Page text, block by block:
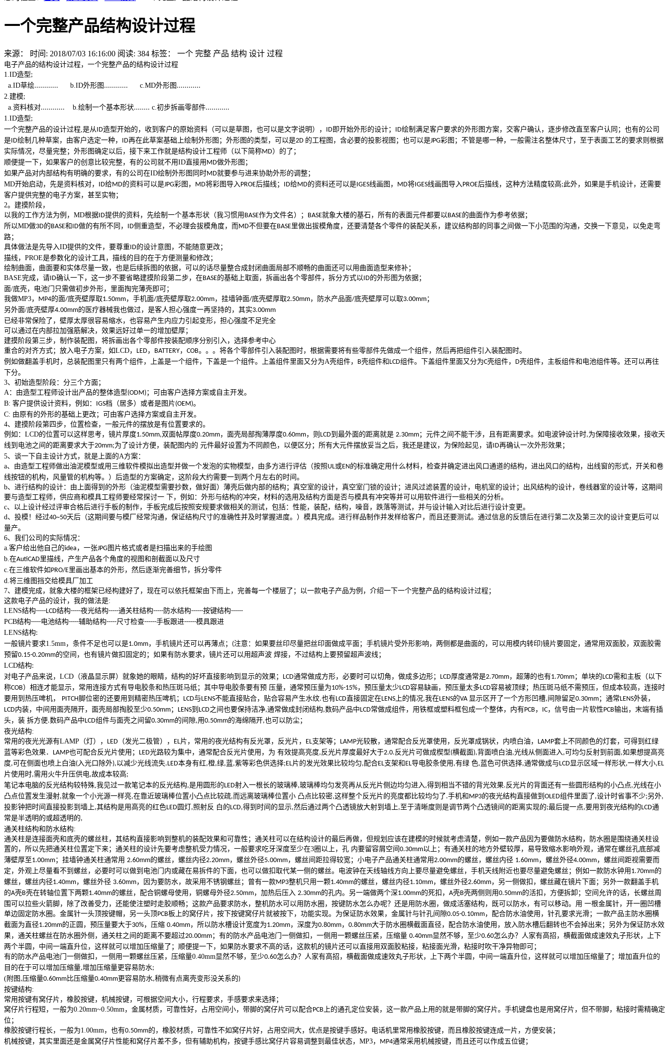
一个完整产品结构设计过程
来源： 时间: 2018/07/03 16:16:00 阅读: 384 标签： 一个 完整 产品 结构 设计 过程
电子产品的结构设计过程， 一个完整产品的结构设计过程
1.ID造型;
a.ID草绘............ b.ID外形图 ............ c.MD外形图 ............
2. 建模;
a. 资料核对............ b. 绘制一个基本形状........ c. 初步拆画零部件............
1.ID造型;
一个完整产品的设计过程 是从 ID造型开始的，收到客户的原始资料（可以是草图，也可以是文字说明）， ID即开始外形的设计； ID绘制满足客户要求的外形图方案，交客户确认，逐步修改直至客户认同；也有的公司
是 ID绘制几种草案，由客户选定一种， ID再在此草案基础上绘制外形图；外形图的类型，可以是2D 的工程图，含必要的投影视图；也可以是JPG彩图；不管是哪一种，一般需注名整体尺寸，至于表面工艺的要求则根据
实际情况，尽量完整；外形图确定以后，接下来工作就是结构设计工程师（以下简称MD）的了；
顺便提一下，如果客户的创意比较完整，有的公司就不用ID直接用 MD做外形图；
如果产品对内部结构有明确的要求，有的公司在ID绘制外形图同时MD就要参与进来协助外形的调整；
MD开始启动，先是资料核对， ID给MD的资料可以是JPG彩图， MD将彩图导入 PROE后描线； ID给MD的资料还可以是 IGES线画图， MD将 IGES线画图导入 PROE后描线，这种方法精度较高;此外，如果是手机设计，还需要
客户提供完整的电子方案，甚至实物；
2。建摸阶段，
以我的工作方法为例， MD根据 ID提供的资料，先绘制一个基本形状（我习惯用 BASE作为文件名）； BASE就象大楼的基石，所有的表面元件都要以 BASE的曲面作为参考依据；
所以MD做3D的 BASE和 ID做的有所不同， ID侧重造型，不必理会拔模角度，而 MD不但要在BASE里做出拔模角度，还要清楚各个零件的装配关系，建议结构部的同事之间做一下小范围的沟通，交换一下意见，以免走弯
路；
具体做法是先导入ID提供的文件，要尊重 ID的设计意图，不能随意更改；
描线， PROE是参数化的设计工具，描线的目的在于方便测量和修改；
绘制曲面，曲面要和实体尽量一致，也是后续拆图的依据，可以的话尽量整合成封闭曲面局部不顺畅的曲面还可以用曲面造型来修补；
BASE完成，请 ID确认一下，这一步不要省略建摸阶段第二步，在BASE的基础上取面，拆画出各个零部件，拆分方式以 ID的外形图为依据；
面/底壳，电池门只需做初步外形，里面掏完薄壳即可；
我做MP3， MP4的面/底壳壁厚取1.50mm，手机面/底壳壁厚取2.00mm，挂墙钟面/底壳壁厚取2.50mm，防水产品面/底壳壁厚可以取3.00mm；
另外面/底壳壁厚4.00mm的医疗器械我也做过，是客人担心强度一再坚持的，其实3.00mm
已经非常保险了，壁厚太厚很容易缩水，也容易产生内应力引起变形，担心强度不足完全
可以通过在内部拉加强筋解决，效果远好过单一的增加壁厚；
建摸阶段第三步，制作装配图，将拆画出各个零部件按装配顺序分别引入，选择参考中心
重合的对齐方式；放入电子方案，如LCD， LED， BATTERY， COB。。。将各个零部件引入装配图时，根据需要将有些零部件先做成一个组件，然后再把组件引入装配图时。
例如做翻盖手机时，总装配图里只有两个组件，上盖是一个组件，下盖是一个组件。上盖组件里面又分为A壳组件， B壳组件和 LCD组件。下盖组件里面又分为C壳组件， D壳组件，主板组件和电池组件等。还可以再往
下分。
3、初始造型阶段：分三个方面；
A ：由造型工程师设计出产品的整体造型(ODM)；可由客户选择方案或自主开发。
B: 客户提供设计资料，例如： IGS档（居多）或者是图片(OEM)。
C: 由原有的外形的基础上更改；可由客户选择方案或自主开发。
4、 建摸阶段第四步，位置检查，一般元件的摆放是有位置要求的。
例如： LCD的位置可以这样思考，镜片厚度1.50mm,双面帖厚度0.20mm，面壳局部掏薄厚度0.60mm，则 LCD到最外面的距离就是 2.30mm；元件之间不能干涉，且有距离要求。如电波钟设计时,为保障接收效果，接收天
线到电池之间的距离要求大于20mm;为了设计方便，装配图内的 元件最好设置为不同颜色，以便区分；所有大元件摆放妥当之后，我还是建议，为保险起见，请 ID再确认一次外形效果；
5、 谈一下自主设计方式，就是上面的A方案：
a、由造型工程师做出油泥模型或用三维软件模拟出造型并做一个发泡的实物模型，由多方进行评估（按照UL或EN 的标准确定用什么材料，检查并确定进出风口通道的结构，进出风口的结构，出线窗的形式，开关和卷
线按钮的机构，风量管的机构等。）后造型的方案确定，这阶段大约需要一到两个月左右的时间。
b、进行结构的设计：由上面得到的外形（油泥模型需要抄数，做好面）薄壳后做内部的结构；真空室的设计，真空室门锁的设计；进风过滤装置的设计，电机室的设计；出风结构的设计，卷线器室的设计等，这期间
要与造型工程师，供应商和模具工程师要经常探讨一 下，例如：外形与结构的冲突，材料的选用及结构方面是否与模具有冲突等并可以用软件进行一些相关的分析。
c、以上设计经过评审合格后进行手板的制作，手板完成后按照安规要求做相关的测试，包括：性能，装配，结构，噪音，跌落等测试，并与设计输入对比后进行设计变更。
d 、投模！经过40~50天后（这期间要与模厂经常沟通，保证结构尺寸的准确性并及时掌握进度。）模具完成。进行样品制作并发样给客户，而且还要测试。通过信息的反馈后在进行第二次及第三次的设计变更后可以
量产。
6、 我们公司的实际情况：
a. 客户给出他自己的idea ，一张JPG图片格式或者是扫描出来的手绘图
b. 在AutiCAD里描线，产生产品各个角度的视图和剖截面以及尺寸
c. 在三维软件如 PRO/E里画出基本的外形，然后逐渐完善细节，拆分零件
d. 将三维图挡交给模具厂加工
7、 建模完成，就象大楼的框架已经构建好了，现在可以依托框架由下而上，完善每一个楼层了；以一款电子产品为例，介绍一下一个完整产品的结构设计过程；
这款电子产品的设计，我的做法是:
LENS结构-----LCD结构-----夜光结构-----通关柱结构-----防水结构------按键结构------
PCB结构-----电池结构-----辅助结构-----尺寸检查------手板跟进------模具跟进
LENS结构:
一般镜片要求1.5mm ，条件不足也可以是1.0mm，手机镜片还可以再薄点； (注意：如果要丝印尽量把丝印面做成平面；手机镜片受外形影响，两侧都是曲面的，可以用模内转印)镜片要固定，通常用双面胶，双面胶需
预留0.15-0.20mm的空间，也有镜片做扣固定的；如果有防水要求，镜片还可以用超声波 焊接，不过结构上要预留超声波线；
LCD结构:
对电子产品来说， LCD （液晶显示屏）就象她的眼睛，结构的好坏直接影响到显示的效果； LCD通常做成方形，必要时可以切角，做成多边形； LCD厚度通常是2.70mm，超薄的也有1.70mm；单块的 LCD需和主板（以下
称COB）相连才能显示，常用连接方式有导电胶条和热压斑马纸；其中导电胶条要有预 压量，通常预压量为10%-15%，预压量太少LCD容易缺画，预压量太多 LCD容易被顶绿；热压斑马纸不需预压，但成本较高，连接时
要用到热压啤机，
PITCH 脚位密的还要用到精密热压啤机； LCD与 LENS不能直接贴合，贴合容易产生水纹.也有LCD直接固定在LENS 上的情况,我在LENS的VA 显示区开了一个方形凹槽,间隙留足0.30mm；通常 LENS外装，
LCD内装，中间用面壳隔开，面壳局部掏胶至少0.50mm； LENS到 LCD之间也要保持洁净,通常做成封闭结构,数码产品中 LCD常做成组件，用铁框或塑料框包成一个整体，内有PCB ， IC，信号由一片软性 PCB输出，末端有插
头，装 拆方便.数码产品中 LCD组件与面壳之间留0.30mm的间隙,用0.50mm的海绵隔开,也可以防尘；
夜光结构:
常用的夜光光源有LAMP （灯）， LED （发光二极管）， EL片，常用的夜光结构有反光罩，反光片， EL支架等； LAMP光较散，通常配合反光罩使用，反光罩成锅状，内喷白油， LAMP套上不同颜色的灯套，可得到红绿
蓝等彩色效果．
LAMP也可配合反光片使用； LED光路较为集中，通常配合反光片使用，为 有效提高亮度,反光片厚度最好大于2.0.反光片可做成楔型(横截面),背面喷白油,光线从侧面进入 , 可均匀反射到前面,如果想提高亮
度, 可在侧面也喷上白油( 入光口除外),以减少光线流失.LED本身有红,橙,绿,蓝,紫等彩色供选择;EL片的发光效果比较均匀,配合EL支架和 EL导电胶条使用 ,有绿 色,蓝色可供选择,通常做成与 LCD显示区域一样形状,一样大小,EL
片使用时,需用火牛升压供电,故成本较高;
笔记本电脑的反光结构较特殊 我见过一款笔记本的反光结构,是用圆形的 LED射入一根长的玻璃棒,玻璃棒均匀发亮再从反光片侧边均匀进入 ,得到相当不错的背光效果.反光片的背面还有一些圆形结构的小凸点,光线在小
凸点位置发生漫射,就象一个小光源一样亮,在靠近玻璃棒位置小凸点比较疏,而远离玻璃棒位置小 凸点比较密,这样整个反光片的亮度都比较均匀了.手机和 MP3的夜光结构直接做到 OLED组件里面了,设计时省事不少;另外,
投影钟把时间直接投影到墙上,其结构是用高亮的红色LED 圆灯 ,照射反 白的 LCD,得到时间的显示,然后通过两个凸透镜放大射到墙上,至于清晰度则是调节两个凸透镜间的距离实现的;最后提一点,要用到夜光结构的 LCD通
常是半透明的或超透明的,
通关柱结构和防水结构:
通关柱是连接面壳和底壳的螺丝柱，其结构直接影响到整机的装配效果和可靠性；通关柱可以在结构设计的最后再做，但规划应该在建模的时候就考虑清楚，例如一款产品因为要做防水结构，防水圈是围绕通关柱设
置的，所以先把通关柱位置定下来；通关柱的设计先要考虑整机受力情况，一般要求吃牙深度至少在3圈以上，孔 内要留容屑空间 0.30mm以上；有通关柱的地方外壁较厚，易导致缩水影响外观，通常在螺丝孔底部减
薄壁厚至1.00mm；挂墙钟通关柱通常用 2.60mm的螺丝，螺丝内径2.20mm，螺丝外径5.00mm，螺丝间距拉得较宽；小电子产品通关柱通常用2.00mm的螺丝，螺丝内径 1.60mm，螺丝外径4.00mm，螺丝间距视需要而
定，外观上尽量看不到螺丝，必要时可以做到电池门内或藏在易拆件的下面，也可以做扣取代某一侧的螺丝。电波钟在天线轴线方向上要尽量避免螺丝，手机天线附近也要尽量避免螺丝；例如一款防水钟用 1.70mm的
螺丝，螺丝内径1.40mm，螺丝外径 3.60mm，因为要防水，故采用不锈钢螺丝；曾有一款MP3整机只用一颗1.40mm的螺丝，螺丝内径1.10mm，螺丝外径2.60mm，另一侧做扣，螺丝藏在镜片下面；另外一款翻盖手机
的A壳 B壳在转轴位置下两颗1.40mm的螺丝，配合铜螺母使用，铜螺母外径2.50mm，加热后压入 2.30mm的孔内。另一端做两个深1.00mm的死扣， A壳 B壳两侧则用0.50mm的活扣，方便拆卸；空间允许的话，长螺丝周
围可以拉些火箭脚，除了改善受力，还能使注塑时走胶顺畅；这款产品要求防水，整机防水可以用防水圈，按键防水怎么办呢？还是用防水圈，做成活塞结构，既可以防水，有可以移动。用 一根金属针，开一圈凹槽
单边固定防水圈。金属针一头顶按键帽，另一头顶 PCB板上的窝仔片，按下按键窝仔片就被按下，功能实现。为保证防水效果，金属针与针孔间隙0.05-0.10mm，配合防水油使用，针孔要求光滑；一款产品主防水圈横
截面为直径1.20mm的正圆，预压量要大于30%，压缩 0.40mm，所以防水槽设计宽度为1.20mm，深度为0.80mm， 0.80mm大于防水圈横截面直径，配合防水油使用，放入防水槽后翻转也不会掉出来；另外为保证防水效
果，通关柱螺丝在防水圈外侧，通关柱之间的距离不要超过20.00mm；有的防水产品电池门一侧做扣，一侧用一颗螺丝压紧，压缩量 0.40mm显然不够，至少0.60怎么办？人家有高招，横截面做成速效丸子形状，上下
两个半圆，中间一端直升位，这样就可以增加压缩量了；顺便提一下，如果防水要求不高的话，这款机的镜片还可以直接用双面胶粘接，粘接面光滑，粘接时吹干净异物即可；
有的防水产品电池门一侧做扣，一侧用一颗螺丝压紧，压缩量0.40mm 显然不够，至少0.60怎么办？人家有高招，横截面做成速效丸子形状，上下两个半圆，中间一端直升位，这样就可以增加压缩量了；增加直升位的
目的在于可以增加压缩量,增加压缩量更容易防水;
(附图 ,压缩量0.60mm比压缩量0.40mm更容易防水,稍微有点离壳变形没关系的)
按键结构:
常用按键有窝仔片，橡胶按键，机械按键，可根据空间大小，行程要求，手感要求来选择；
窝仔片行程短，一般为0.20mm~0.50mm ，金属材质，可靠性好，占用空间小，带脚的窝仔片可以配合PCB 上的通孔定位安装，这一款产品上用的就是带脚的窝仔片。手机键盘也是用窝仔片，但不带脚，粘接时需精确定
位；
橡胶按键行程长，一般为1.00mm ，也有0.50mm的，橡胶材质，可靠性不如窝仔片好，占用空间大，优点是按键手感好。电话机里常用橡胶按键，而且橡胶按键连成一片，方便安装；
机械按键，其实里面还是金属窝仔片性能和窝仔片差不多，但有辅助机构，按键手感比窝仔片容易调整到最佳状态， MP3， MP4通常采用机械按键，而且还可以作成五位键；